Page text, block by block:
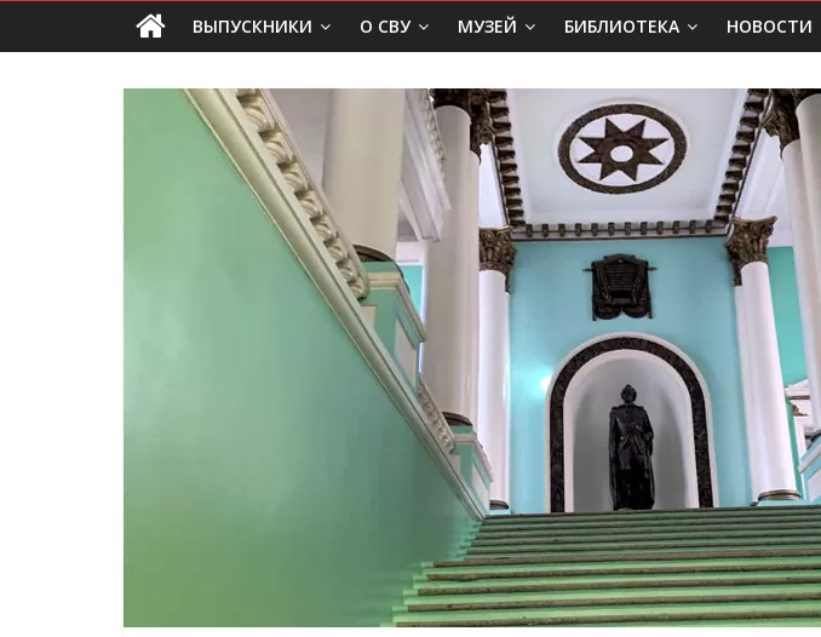
ВЫПУСКНИКИ О СВУ МУЗЕЙ БИБЛИОТЕКА НОВОСТИ